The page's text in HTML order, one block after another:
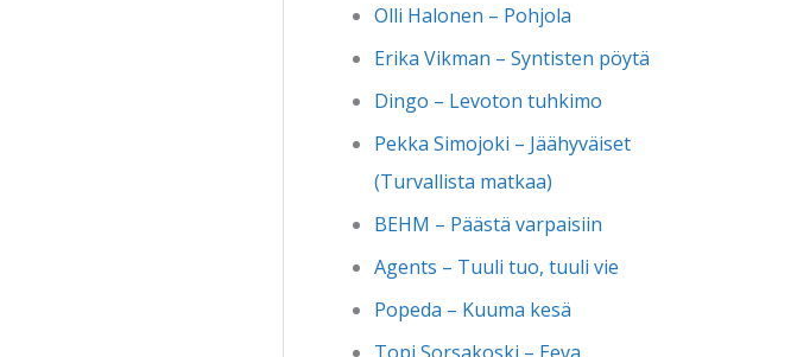
Olli Halonen – Pohjola
Erika Vikman – Syntisten pöytä
Dingo – Levoton tuhkimo
Pekka Simojoki – Jäähyväiset
(Turvallista matkaa)
BEHM – Päästä varpaisiin
Agents – Tuuli tuo, tuuli vie
Popeda – Kuuma kesä